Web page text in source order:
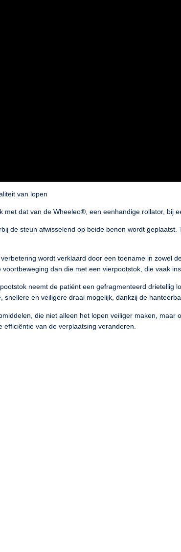
van lopen
dat van de Wheeleo®, een eenhandige rollator, bij
de steun afwisselend op beide benen wordt
wordt verklaard door een toename in zowel
dan die met een vierpootstok, die vaak
neemt de patiënt een gefragmenteerd
en veiligere draai mogelijk, dankzij de
die niet alleen het lopen veiliger maken,
van de verplaatsing veranderen.